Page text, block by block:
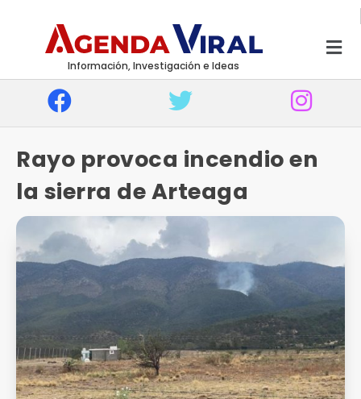
Información, Investigación e Ideas
Rayo provoca incendio en
la sierra de Arteaga